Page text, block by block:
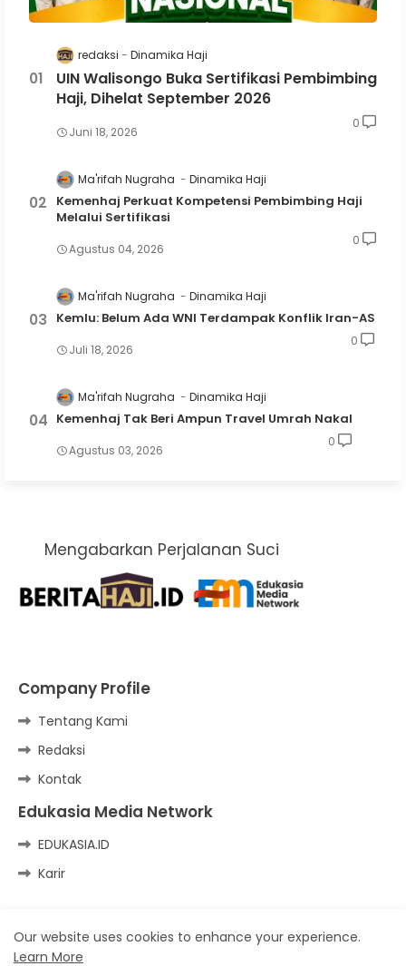
redaksi Dinamika Haji
UIN Walisongo Buka Sertifikasi Pembimbing
Haji, Dihelat September 2026
Juni 18, 2026
0
Ma'rifah Nugraha Dinamika Haji
Kemenhaj Perkuat Kompetensi Pembimbing Haji
Melalui Sertifikasi
Agustus 04, 2026
0
Ma'rifah Nugraha Dinamika Haji
Kemlu: Belum Ada WNI Terdampak Konflik Iran-AS
Juli 18, 2026
0
Ma'rifah Nugraha Dinamika Haji
Kemenhaj Tak Beri Ampun Travel Umrah Nakal
Agustus 03, 2026
0
Mengabarkan Perjalanan Suci
Company Profile
Tentang Kami
Redaksi
Kontak
Edukasia Media Network
EDUKASIA.ID
Karir
Kirim Tulisan
Pedoman Media Siber
Our website uses cookies to enhance your experience.
Learn More